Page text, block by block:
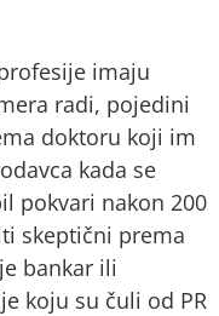
imaju
radi, pojedini
doktoru koji im
kada se
pokvari nakon 200
skeptični prema
bankar ili
koju su čuli od PR